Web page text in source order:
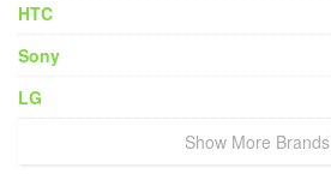
HTC
Sony
LG
Show More Brands